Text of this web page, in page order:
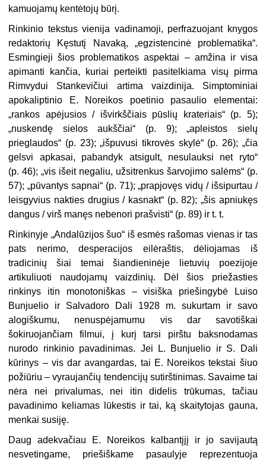
kamuojamų kentėtojų būrį.
Rinkinio tekstus vienija vadinamoji, perfrazuojant knygos
redaktorių Kęstutį Navaką, „egzistencinė problematika“.
Esmingieji šios problematikos aspektai – amžina ir visa
apimanti kančia, kuriai perteikti pasitelkiama visų pirma
Rimvydui Stankevičiui artima vaizdinija. Simptominiai
apokaliptinio E. Noreikos poetinio pasaulio elementai:
„rankos apėjusios / išvirkščiais pūslių krateriais“ (p. 5);
„nuskendę sielos aukščiai“ (p. 9); „apleistos sielų
prieglaudos“ (p. 23); „išpuvusi tikrovės skylė“ (p. 26); „čia
gelsvi apkasai, pabandyk atsigult, nesulauksi net ryto“
(p. 46); „vis išeit negaliu, užsitrenkus šarvojimo salėms“ (p.
57); „pūvantys sapnai“ (p. 71); „prapjovęs vidų / išsipurtau /
leisgyvius nakties drugius / kasnakt“ (p. 82); „šis apniukęs
dangus / virš manęs nebenori prašvisti“ (p. 89) ir t. t.
Rinkinyje „Andalūzijos šuo“ iš esmės rašomas vienas ir tas
pats nerimo, desperacijos eilėraštis, dėliojamas iš
tradicinių šiai temai šiandieninėje lietuvių poezijoje
artikuliuoti naudojamų vaizdinių. Dėl šios priežasties
rinkinys itin monotoniškas – visiška priešingybė Luiso
Bunjuelio ir Salvadoro Dali 1928 m. sukurtam ir savo
alogiškumu, nenuspėjamumu vis dar savotiškai
šokiruojančiam filmui, į kurį tarsi pirštu baksnodamas
nurodo rinkinio pavadinimas. Jei L. Bunjuelio ir S. Dali
kūrinys – vis dar avangardas, tai E. Noreikos tekstai šiuo
požiūriu – vyraujančių tendencijų sutirštinimas. Savaime tai
nėra nei privalumas, nei itin didelis trūkumas, tačiau
pavadinimo keliamas lūkestis ir tai, ką skaitytojas gauna,
menkai susiję.
Daug adekvačiau E. Noreikos kalbantįjį ir jo savijautą
nesvetingame, priešiškame pasaulyje reprezentuoja